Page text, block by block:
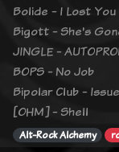
Bolide - I Lost You
Bigott - She's
JINGLE -
BOPS - No Job
Bipolar Club - Issue
[OHM] - Shell
Alt-Rock Alchemy